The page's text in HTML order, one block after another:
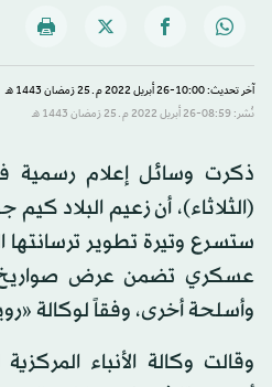
آخر تحديث: 10:00-26 أبريل 2022 م ـ 25 رَمضان 1443 هـ
نُشر: 08:59-26 أبريل 2022 م ـ 25 رَمضان 1443 هـ
ذكرت وسائل إعلام رسمية
(الثلاثاء)، أن زعيم البلاد كيم
ستسرع وتيرة تطوير
عسكري تضمن عرض صواريخ
وأسلحة أخرى، وفقاً لوكالة
وقالت وكالة الأنباء